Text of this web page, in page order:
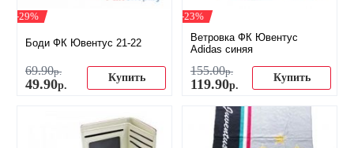
-29%
Боди ФК Ювентус 21-22
69.90р.
49.90р.
Купить
-23%
Ветровка ФК Ювентус
Adidas синяя
155.00р.
119.90р.
Купить